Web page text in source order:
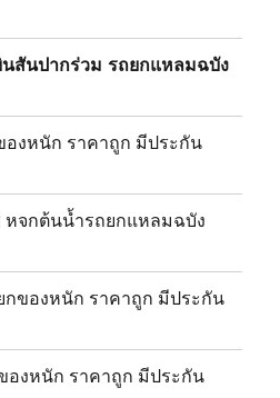
นสันปากร่วม รถยกแหลมฉบัง
องหนัก ราคาถูก มีประกัน
หจกต้นน้ำรถยกแหลมฉบัง
กของหนัก ราคาถูก มีประกัน
องหนัก ราคาถูก มีประกัน